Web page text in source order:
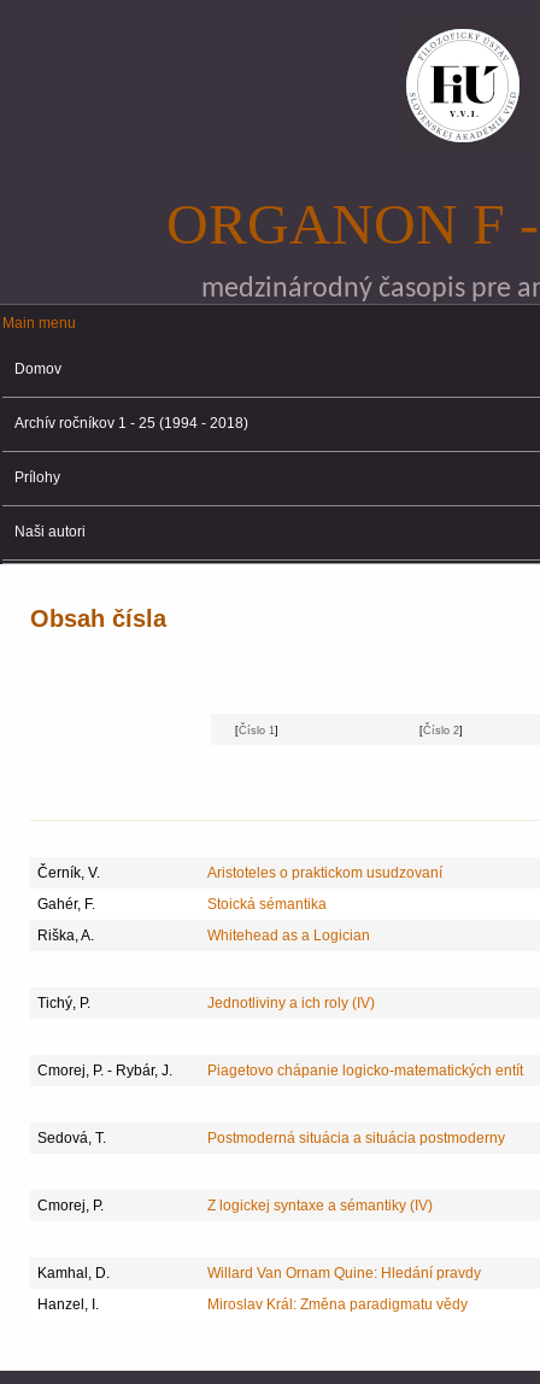
ORGANON F
medzinárodný časopis pre
Main menu
Main menu
Domov
Archív ročníkov 1 - 25 (1994 - 2018)
Prílohy
Naši autori
Obsah čísla
[Číslo 1] [Číslo 2]
Černík, V.
Aristoteles o praktickom usudzovaní
Gahér, F.
Stoická sémantika
Riška, A.
Whitehead as a Logician
Tichý, P. Jednotliviny a ich roly (IV)
Cmorej, P. - Rybár, J. Piagetovo chápanie logicko-matematických entít
Sedová, T. Postmoderná situácia a situácia postmoderny
Cmorej, P. Z logickej syntaxe a sémantiky (IV)
Kamhal, D.
Willard Van Ornam Quine: Hledání pravdy
Hanzel, I.
Miroslav Král: Změna paradigmatu vědy